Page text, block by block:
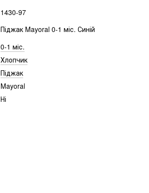
1430-97
Піджак Mayoral 0-1 міс. Синій
0-1 міс.
Хлопчик
Піджак
Mayoral
Ні